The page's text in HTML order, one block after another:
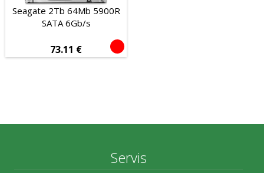
Mehanička
Senzor
Seagate 2Tb 64Mb 5900R
SATA 6Gb/s
73.11 €
Servis